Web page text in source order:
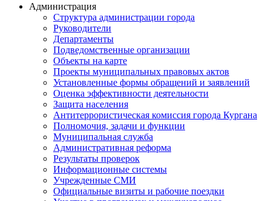
Администрация
Структура администрации города
Руководители
Департаменты
Подведомственные организации
Объекты на карте
Проекты муниципальных правовых актов
Установленные формы обращений и заявлений
Оценка эффективности деятельности
Защита населения
Антитеррористическая комиссия города Кургана
Полномочия, задачи и функции
Муниципальная служба
Административная реформа
Результаты проверок
Информационные системы
Учрежденные СМИ
Официальные визиты и рабочие поездки